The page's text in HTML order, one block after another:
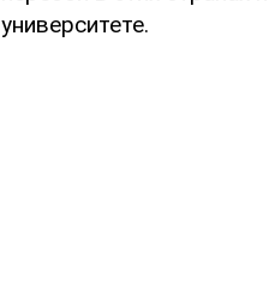
университете.